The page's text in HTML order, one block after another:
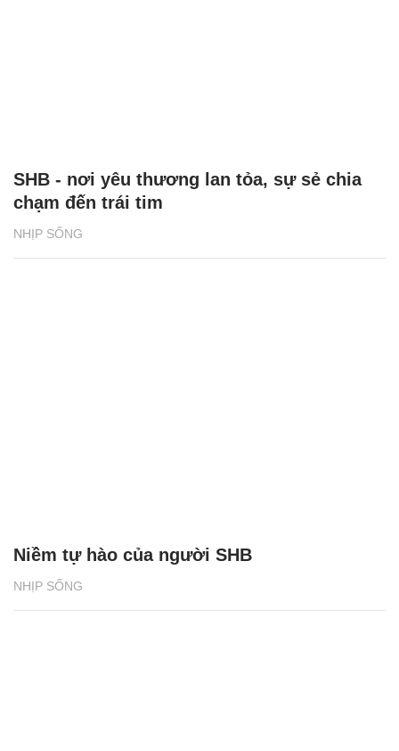
NHỊP SỐNG
SHB - nơi yêu thương lan tỏa, sự sẻ chia
chạm đến trái tim
NHỊP SỐNG
Niềm tự hào của người SHB